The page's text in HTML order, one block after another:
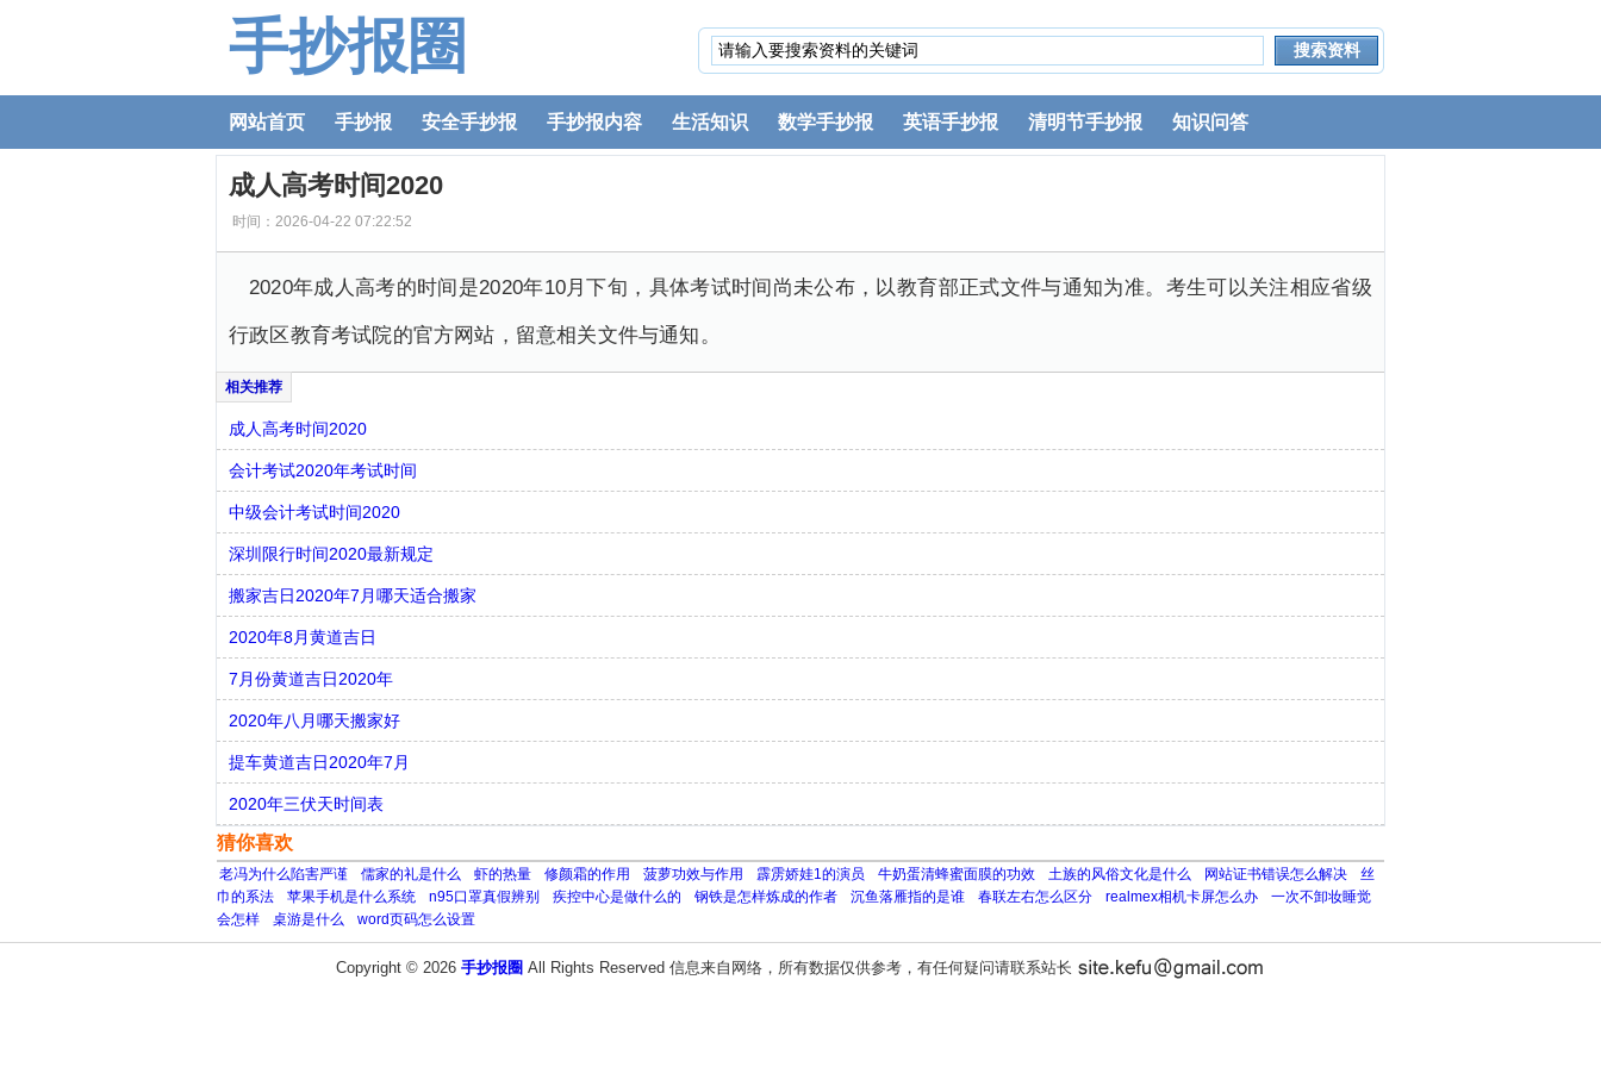
手抄报圈
网站首页 手抄报 安全手抄报 手抄报内容 生活知识 数学手抄报 英语手抄报 清明节手抄报 知识问答
成人高考时间2020
时间：2026-04-22 07:22:52
2020年成人高考的时间是2020年10月下旬，具体考试时间尚未公布，以教育部正式文件与通知为准。考生可以关注相应省级
行政区教育考试院的官方网站，留意相关文件与通知。
成人高考时间2020
会计考试2020年考试时间
中级会计考试时间2020
深圳限行时间2020最新规定
搬家吉日2020年7月哪天适合搬家
​2020年8月黄道吉日
7月份黄道吉日2020年
2020年八月哪天搬家好
提车黄道吉日2020年7月
2020年三伏天时间表
猜你喜欢
老冯为什么陷害严谨 儒家的礼是什么 虾的热量 修颜霜的作用 菠萝功效与作用 霹雳娇娃1的演员 牛奶蛋清蜂蜜面膜的功效 土族的风俗文化是什么 网站证书错误怎么解决
丝
巾的系法
苹果手机是什么系统 n95口罩真假辨别 疾控中心是做什么的 钢铁是怎样炼成的作者 沉鱼落雁指的是谁 春联左右怎么区分 realmex相机卡屏怎么办
一次不卸妆睡觉
会怎样
桌游是什么 word页码怎么设置
Copyright © 2026 手抄报圈 All Rights Reserved 信息来自网络，所有数据仅供参考，有任何疑问请联系站长